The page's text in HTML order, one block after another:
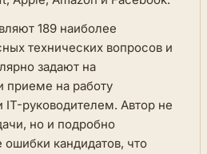
189 наиболее
технических вопросов и
задают на
приеме на работу
руководителем. Автор не
но и подробно
ошибки кандидатов, что